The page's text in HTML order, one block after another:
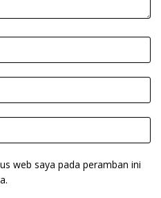
web saya pada peramban ini